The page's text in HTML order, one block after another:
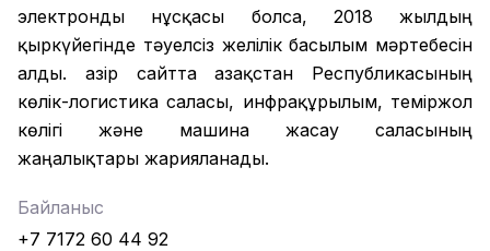
электронды нұсқасы болса, 2018 жылдың
қыркүйегінде тәуелсіз желілік басылым мәртебесін
алды. Қазір сайтта Қазақстан Республикасының
көлік-логистика саласы, инфрақұрылым, теміржол
көлігі және машина жасау саласының
жаңалықтары жарияланады.
Байланыс
+7 7172 60 44 92